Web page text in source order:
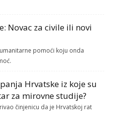
Novac za civile ili novi
pomoći koju onda
Hrvatske iz koje su
za mirovne studije?
činjenicu da je Hrvatskoj rat